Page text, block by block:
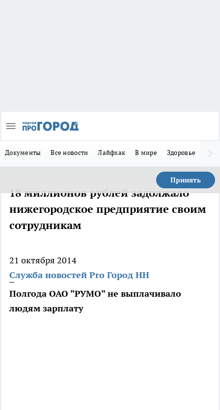
Документы Все новости Лайфхак В мире Здоровье
Принять
18 миллионов рублей задолжало
нижегородское предприятие своим
сотрудникам
21 октября 2014
Служба новостей Pro Город НН
Полгода ОАО "РУМО" не выплачивало
людям зарплату